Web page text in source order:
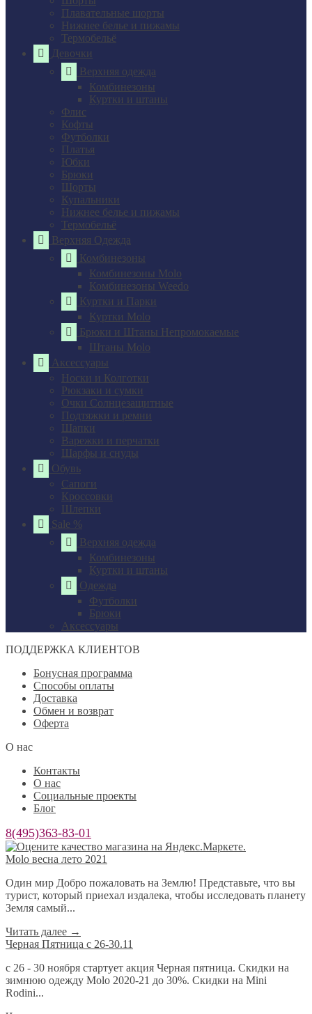
Плавательные шорты
Нижнее белье и пижамы
Термобельё
Девочки
Верхняя одежда
Комбинезоны
Куртки и штаны
Флис
Кофты
Футболки
Платья
Юбки
Брюки
Шорты
Купальники
Нижнее белье и пижамы
Термобельё
Верхняя Одежда
Комбинезоны
Комбинезоны Molo
Комбинезоны Weedo
Куртки и Парки
Куртки Molo
Брюки и Штаны Непромокаемые
Штаны Molo
Аксессуары
Носки и Колготки
Рюкзаки и сумки
Очки Солнцезащитные
Подтяжки и ремни
Шапки
Варежки и перчатки
Шарфы и снуды
Обувь
Сапоги
Кроссовки
Шлепки
Sale %
Верхняя одежда
Комбинезоны
Куртки и штаны
Одежда
Футболки
Брюки
Аксессуары
ПОДДЕРЖКА КЛИЕНТОВ
Бонусная программа
Способы оплаты
Доставка
Обмен и возврат
Оферта
О нас
Контакты
О нас
Социальные проекты
Блог
8(495)363-83-01
Molo весна лето 2021
Один мир Добро пожаловать на Землю! Представьте, что вы
турист, который приехал издалека, чтобы исследовать планету
Земля самый...
Читать далее →
Черная Пятница с 26-30.11
с 26 - 30 ноября стартует акция Черная пятница. Скидки на
зимнюю одежду Molo 2020-21 до 30%. Скидки на Mini
Rodini...